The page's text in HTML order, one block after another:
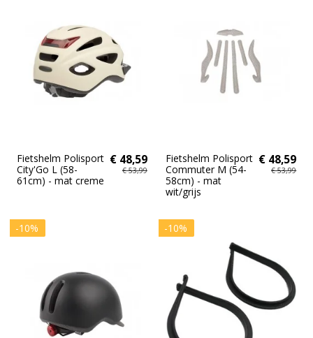
Fietshelm Polisport
City'Go L (58-
61cm) - mat creme
€ 48,59
€ 53,99
Fietshelm Polisport
Commuter M (54-
58cm) - mat
wit/grijs
€ 48,59
€ 53,99
-10% -10%